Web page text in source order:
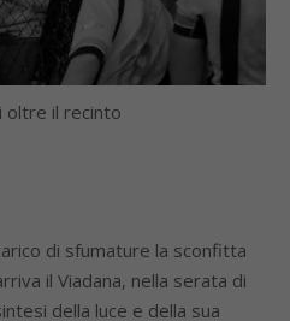
oltre il recinto
di sfumature la sconfitta
il Viadana, nella serata di
della luce e della sua